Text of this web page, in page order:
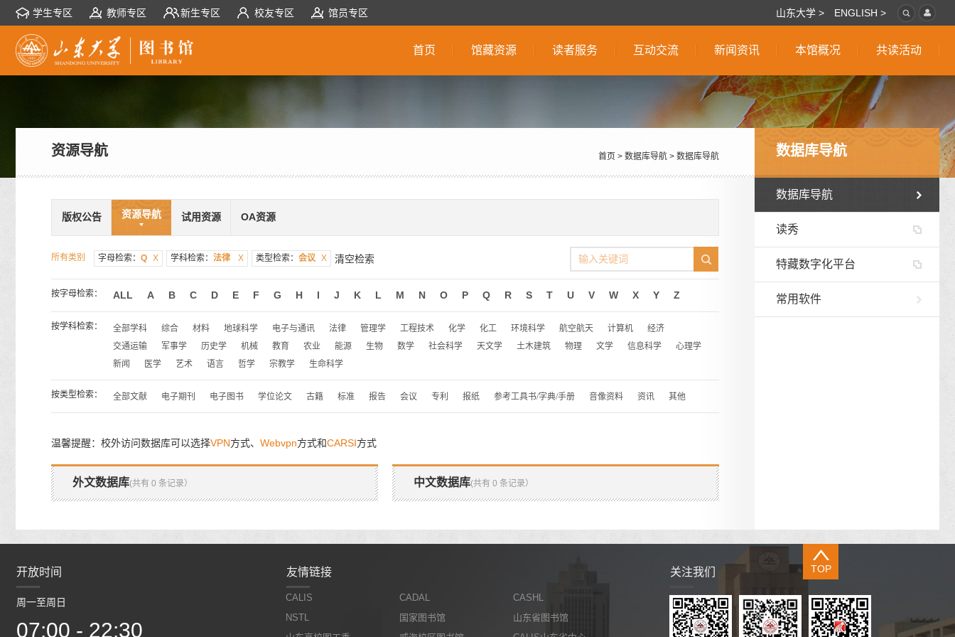
学生专区 教师专区 新生专区 校友专区 馆员专区 山东大学 > ENGLISH >
首页 馆藏资源 读者服务 互动交流 新闻资讯 本馆概况 共读活动
数据库导航
数据库导航
读秀
特藏数字化平台
常用软件
资源导航 首页 > 数据库导航 > 数据库导航
版权公告 资源导航 试用资源 OA资源
所有类别 字母检索： Q X 学科检索： 法律 X 类型检索： 会议 X 清空检索
按字母检索： ALL A B C D E F G H I J K L M N O P Q R S T U V W X Y Z
按学科检索： 全部学科 综合 材料 地球科学 电子与通讯 法律 管理学 工程技术 化学 化工 环境科学 航空航天 计算机
经济
交通运输
军事学 历史学 机械 教育 农业 能源 生物 数学 社会科学 天文学 土木建筑 物理 文学 信息科学
心理学
新闻
医学 艺术 语言 哲学 宗教学 生命科学
按类型检索： 全部文献 电子期刊 电子图书 学位论文 古籍 标准 报告 会议 专利 报纸 参考工具书/字典/手册 音像资料 资讯 其他
温馨提醒：校外访问数据库可以选择VPN方式、 Webvpn方式和CARSI方式
外文数据库(共有 0 条记录） 中文数据库(共有 0 条记录）
TOP
开放时间
周一至周日
07:00 - 22:30 07:00 - 22:30
友情链接
CALIS CADAL
CASHL
NSTL
国家图书馆
山东省图书馆
关注我们